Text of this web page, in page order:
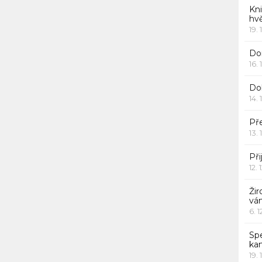
19.
16.
14.
13.
12.
6.
19.